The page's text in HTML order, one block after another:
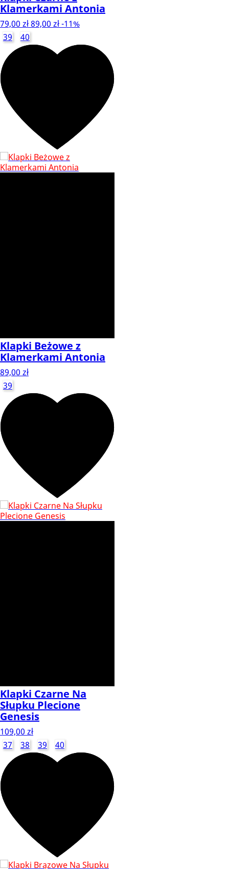
Klamerkami Antonia
79,00 zł89,00 zł-11%
39
40
Klapki Beżowe z
Klamerkami Antonia
89,00 zł
39
Klapki Czarne Na
Słupku Plecione
Genesis
109,00 zł
37
38 39 40